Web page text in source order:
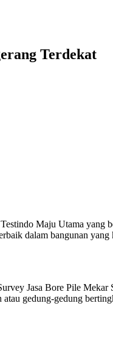
Terdekat
Maju Utama
dalam bangunan
Jasa Bore Pile
gedung-gedung